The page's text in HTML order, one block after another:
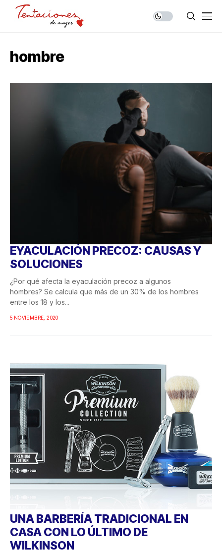
hombre
EYACULACIÓN PRECOZ: CAUSAS Y
SOLUCIONES
¿Por qué afecta la eyaculación precoz a algunos
hombres? Se calcula que más de un 30% de los hombres
entre los 18 y los...
5 NOVIEMBRE, 2020
UNA BARBERÍA TRADICIONAL EN
CASA CON LO ÚLTIMO DE
WILKINSON